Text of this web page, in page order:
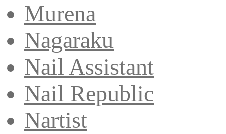
Murena
Nagaraku
Nail Assistant
Nail Republic
Nartist